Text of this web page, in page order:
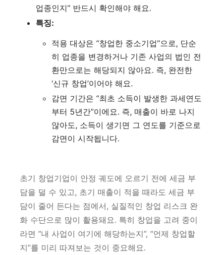
업종인지” 반드시 확인해야 해요.
특징:
적용 대상은 “창업한 중소기업”으로, 단순
히 업종을 변경하거나 기존 사업의 법인 전
환만으로는 해당되지 않아요. 즉, 완전한
‘신규 창업’이어야 해요.
감면 기간은 “최초 소득이 발생한 과세연도
부터 5년간”이에요. 즉, 매출이 바로 나지
않아도, 소득이 생기면 그 연도를 기준으로
감면이 시작됩니다.
초기 창업기업이 안정 궤도에 오르기 전에 세금 부
담을 덜 수 있고, 초기 매출이 적을 때라도 세금 부
담이 줄어 든다는 점에서, 실질적인 창업 리스크 완
화 수단으로 많이 활용돼요. 특히 창업을 고려 중이
라면 “내 사업이 여기에 해당하는지”, “언제 창업할
지”를 미리 따져보는 것이 중요해요.